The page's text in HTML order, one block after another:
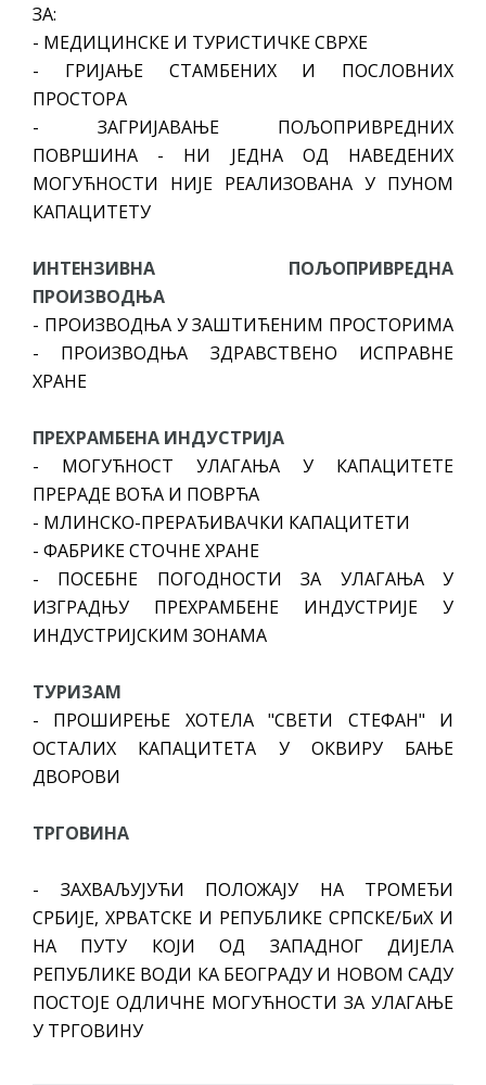
ЗА:
- МЕДИЦИНСКЕ И ТУРИСТИЧКЕ СВРХЕ
- ГРИЈАЊЕ СТАМБЕНИХ И ПОСЛОВНИХ
ПРОСТОРА
- ЗАГРИЈАВАЊЕ ПОЉОПРИВРЕДНИХ
ПОВРШИНА - НИ ЈЕДНА ОД НАВЕДЕНИХ
МОГУЋНОСТИ НИЈЕ РЕАЛИЗОВАНА У ПУНОМ
КАПАЦИТЕТУ
ИНТЕНЗИВНА ПОЉОПРИВРЕДНА
ПРОИЗВОДЊА
- ПРОИЗВОДЊА У ЗАШТИЋЕНИМ ПРОСТОРИМА
- ПРОИЗВОДЊА ЗДРАВСТВЕНО ИСПРАВНЕ
ХРАНЕ
ПРЕХРАМБЕНА ИНДУСТРИЈА
- МОГУЋНОСТ УЛАГАЊА У КАПАЦИТЕТЕ
ПРЕРАДЕ ВОЋА И ПОВРЋА
- МЛИНСКО-ПРЕРАЂИВАЧКИ КАПАЦИТЕТИ
- ФАБРИКЕ СТОЧНЕ ХРАНЕ
- ПОСЕБНЕ ПОГОДНОСТИ ЗА УЛАГАЊА У
ИЗГРАДЊУ ПРЕХРАМБЕНЕ ИНДУСТРИЈЕ У
ИНДУСТРИЈСКИМ ЗОНАМА
ТУРИЗАМ
- ПРОШИРЕЊЕ ХОТЕЛА "СВЕТИ СТЕФАН" И
ОСТАЛИХ КАПАЦИТЕТА У ОКВИРУ БАЊЕ
ДВОРОВИ
ТРГОВИНА
- ЗАХВАЉУЈУЋИ ПОЛОЖАЈУ НА ТРОМЕЂИ
СРБИЈЕ, ХРВАТСКЕ И РЕПУБЛИКЕ СРПСКЕ/БиХ И
НА ПУТУ КОЈИ ОД ЗАПАДНОГ ДИЈЕЛА
РЕПУБЛИКЕ ВОДИ КА БЕОГРАДУ И НОВОМ САДУ
ПОСТОЈЕ ОДЛИЧНЕ МОГУЋНОСТИ ЗА УЛАГАЊЕ
У ТРГОВИНУ